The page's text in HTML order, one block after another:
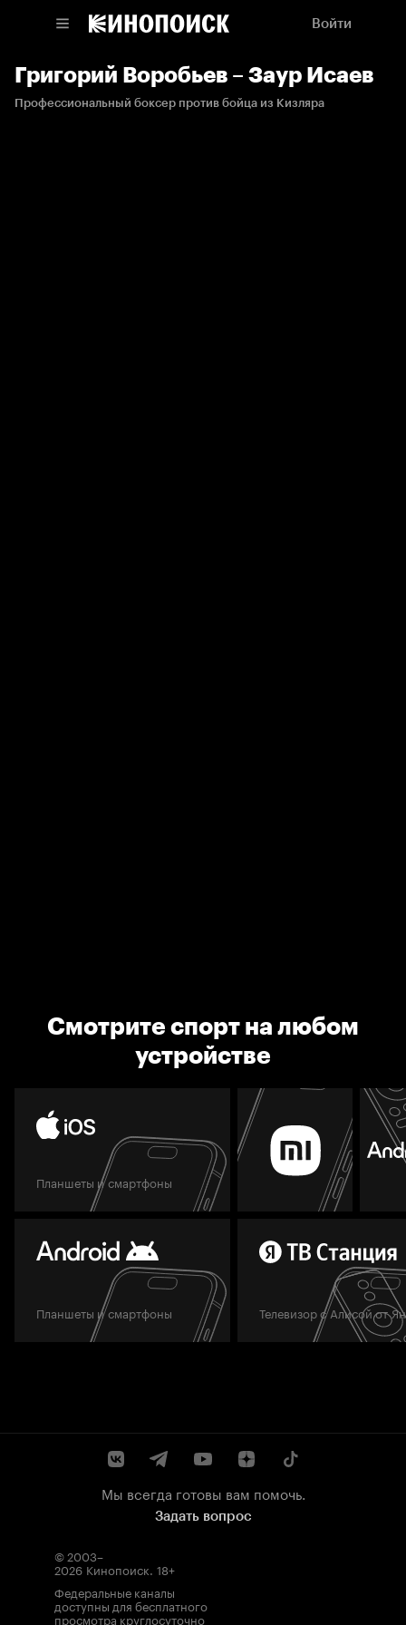
Войти
Григорий Воробьев – Заур Исаев
Профессиональный боксер против бойца из Кизляра
Смотрите спорт на любом
устройстве
Планшеты и смартфоны
Планшеты и смартфоны Телевизор с Алисой от
Мы всегда готовы вам помочь.
Задать вопрос
© 2003–
2026 Кинопоиск. 18+
Федеральные каналы
доступны для бесплатного
просмотра круглосуточно